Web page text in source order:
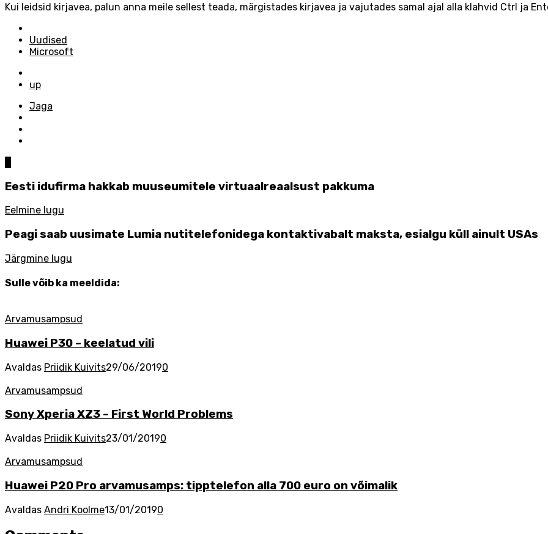
Kui leidsid kirjavea, palun anna meile sellest teada, märgistades kirjavea ja vajutades samal ajal alla klahvid Ctrl ja
in
Uudised
Microsoft
with
up
Jaga
Eesti idufirma hakkab muuseumitele virtuaalreaalsust pakkuma
Eelmine lugu
Peagi saab uusimate Lumia nutitelefonidega kontaktivabalt maksta, esialgu küll ainult USAs
Järgmine lugu
Sulle võib ka meeldida:
Arvamusampsud
Huawei P30 – keelatud vili
Avaldas Priidik Kuivits29/06/20190
Arvamusampsud
Sony Xperia XZ3 – First World Problems
Avaldas Priidik Kuivits23/01/20190
Arvamusampsud
Huawei P20 Pro arvamusamps: tipptelefon alla 700 euro on võimalik
Avaldas Andri Koolme13/01/20190